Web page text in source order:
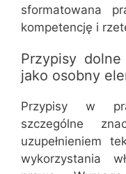
sformatowana
kompetencję i
Przypisy
jako osobny
Przypisy w
szczególne
uzupełnieniem
wykorzystania